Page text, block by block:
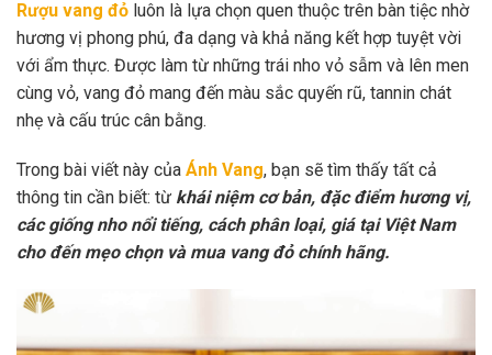
Rượu vang đỏ luôn là lựa chọn quen thuộc trên bàn tiệc nhờ
hương vị phong phú, đa dạng và khả năng kết hợp tuyệt vời
với ẩm thực. Được làm từ những trái nho vỏ sẫm và lên men
cùng vỏ, vang đỏ mang đến màu sắc quyến rũ, tannin chát
nhẹ và cấu trúc cân bằng.
Trong bài viết này của Ánh Vang, bạn sẽ tìm thấy tất cả
thông tin cần biết: từ khái niệm cơ bản, đặc điểm hương vị,
các giống nho nổi tiếng, cách phân loại, giá tại Việt Nam
cho đến mẹo chọn và mua vang đỏ chính hãng.